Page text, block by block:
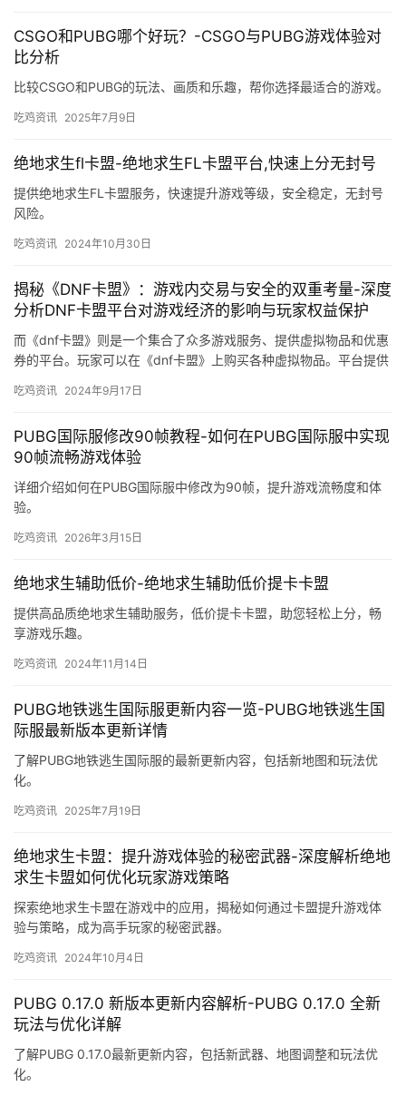
CSGO和PUBG哪个好玩？-CSGO与PUBG游戏体验对
比分析
比较CSGO和PUBG的玩法、画质和乐趣，帮你选择最适合的游戏。
吃鸡资讯 2025年7月9日
绝地求生fl卡盟-绝地求生FL卡盟平台,快速上分无封号
提供绝地求生FL卡盟服务，快速提升游戏等级，安全稳定，无封号
风险。
吃鸡资讯 2024年10月30日
揭秘《DNF卡盟》：游戏内交易与安全的双重考量-深度
分析DNF卡盟平台对游戏经济的影响与玩家权益保护
而《dnf卡盟》则是一个集合了众多游戏服务、提供虚拟物品和优惠
券的平台。玩家可以在《dnf卡盟》上购买各种虚拟物品。平台提供
吃鸡资讯 2024年9月17日
PUBG国际服修改90帧教程-如何在PUBG国际服中实现
90帧流畅游戏体验
详细介绍如何在PUBG国际服中修改为90帧，提升游戏流畅度和体
验。
吃鸡资讯 2026年3月15日
绝地求生辅助低价-绝地求生辅助低价提卡卡盟
提供高品质绝地求生辅助服务，低价提卡卡盟，助您轻松上分，畅
享游戏乐趣。
吃鸡资讯 2024年11月14日
PUBG地铁逃生国际服更新内容一览-PUBG地铁逃生国
际服最新版本更新详情
了解PUBG地铁逃生国际服的最新更新内容，包括新地图和玩法优
化。
吃鸡资讯 2025年7月19日
绝地求生卡盟：提升游戏体验的秘密武器-深度解析绝地
求生卡盟如何优化玩家游戏策略
探索绝地求生卡盟在游戏中的应用，揭秘如何通过卡盟提升游戏体
验与策略，成为高手玩家的秘密武器。
吃鸡资讯 2024年10月4日
PUBG 0.17.0 新版本更新内容解析-PUBG 0.17.0 全新
玩法与优化详解
了解PUBG 0.17.0最新更新内容，包括新武器、地图调整和玩法优
化。